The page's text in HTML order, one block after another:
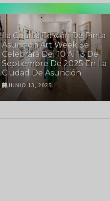
La Cuarta Edición De Pinta
Asunción Art Week Se
Celebrará Del 10 Al 13 De
Septiembre De 2025 En La
Ciudad De Asunción
JUNIO 13, 2025